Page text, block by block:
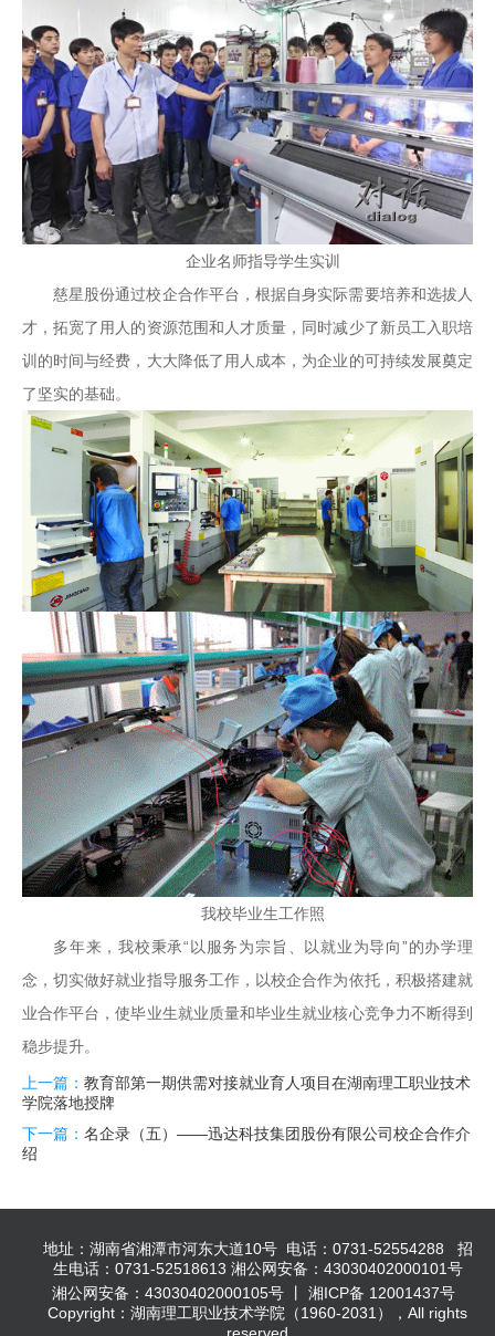
企业名师指导学生实训
慈星股份通过校企合作平台，根据自身实际需要培养和选拔人
才，拓宽了用人的资源范围和人才质量，同时减少了新员工入职培
训的时间与经费，大大降低了用人成本，为企业的可持续发展奠定
了坚实的基础。
我校毕业生工作照
多年来，我校秉承“以服务为宗旨、以就业为导向”的办学理
念，切实做好就业指导服务工作，以校企合作为依托，积极搭建就
业合作平台，使毕业生就业质量和毕业生就业核心竞争力不断得到
稳步提升。
上一篇： 教育部第一期供需对接就业育人项目在湖南理工职业技术
学院落地授牌
下一篇： 名企录（五）——迅达科技集团股份有限公司校企合作介
绍
地址：湖南省湘潭市河东大道10号 电话：0731-52554288 招
生电话：0731-52518613 湘公网安备：43030402000101号
湘公网安备：43030402000105号 丨 湘ICP备 12001437号
Copyright：湖南理工职业技术学院（1960-2031），All rights